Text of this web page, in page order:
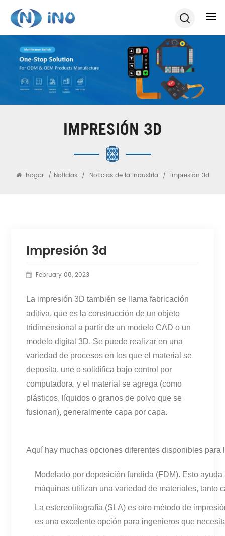
IMPRESIÓN 3D
hogar / Noticias / Noticias de la Industria / Impresión 3d
Impresión 3d
February 08, 2023
La impresión 3D también se llama fabricación
aditiva, que es la construcción de un objeto
tridimensional a partir de un modelo CAD o un
modelo digital 3D. Se puede realizar en una
variedad de procesos en los que el material se
deposita, une o solidifica bajo control por
computadora, y el material se agrega (como
plásticos, líquidos o granos de polvo que se
fusionan), generalmente capa por capa.
Aquí hay muchas opciones diferentes disponibles para
Modelado por deposición fundida (FDM). Esto
máquinas utilizan una variedad de materiales, tanto
La estereolitografía (SLA) es otro método de
es una excelente opción para ingenieros que